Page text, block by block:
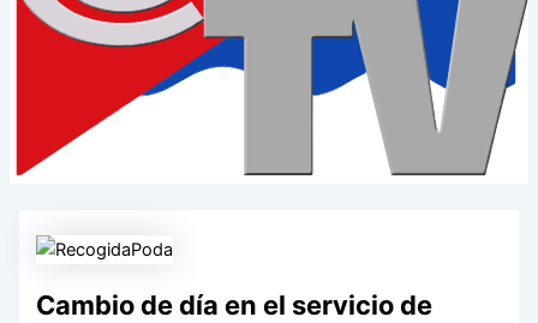
Cambio de día en el servicio de